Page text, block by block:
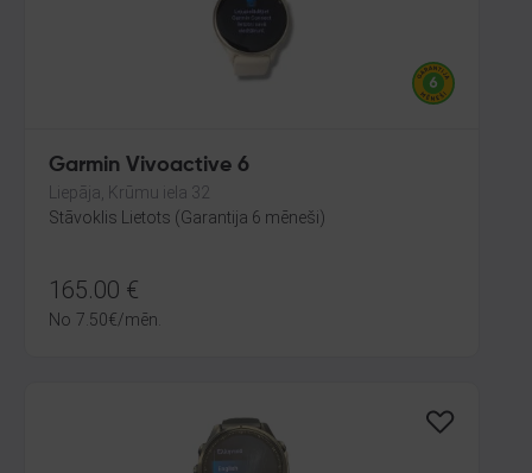
Garmin Vivoactive 6
Liepāja, Krūmu iela 32
Stāvoklis Lietots (Garantija 6 mēneši)
165.00 €
No 7.50€/mēn.